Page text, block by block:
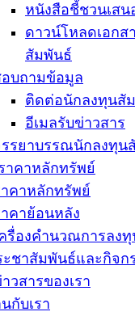
หนังสือชี้ชวนเส
ดาวน์โหลดเอกส
สัมพันธ์
บถามข้อมูล
ติดต่อนักลงทุนสั
อีเมลรับข่าวสาร
รยาบรรณนักลงทุน
าคาหลักทรัพย์
คาหลักทรัพย์
คาย้อนหลัง
รื่องคำนวณการลง
ะชาสัมพันธ์และกิจก
วสารของเรา
กับเรา